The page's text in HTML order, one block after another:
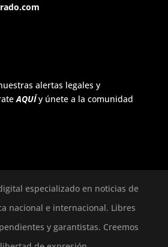
alertas legales y
AQUÍ y únete a la comunidad
especializado en noticias de
nacional e internacional. Libres
y garantistas. Creemos